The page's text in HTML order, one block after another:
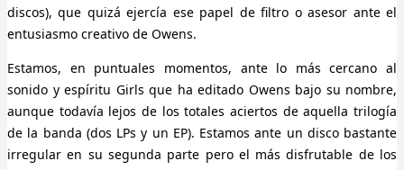
discos), que quizá ejercía ese papel de filtro o asesor ante el
entusiasmo creativo de Owens.
Estamos, en puntuales momentos, ante lo más cercano al
sonido y espíritu Girls que ha editado Owens bajo su nombre,
aunque todavía lejos de los totales aciertos de aquella trilogía
de la banda (dos LPs y un EP). Estamos ante un disco bastante
irregular en su segunda parte pero el más disfrutable de los